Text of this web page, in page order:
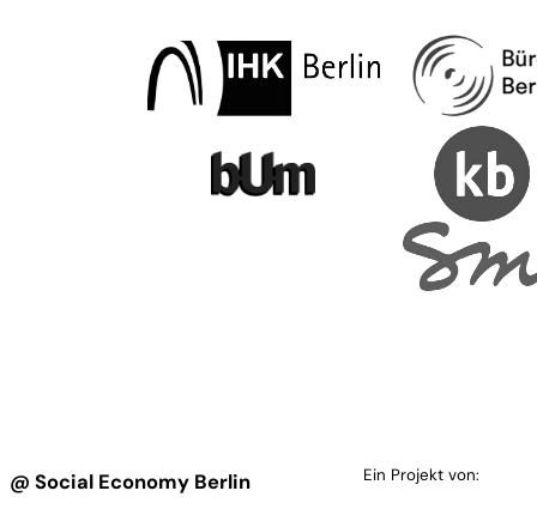
@ Social Economy Berlin
Ein Projekt von: